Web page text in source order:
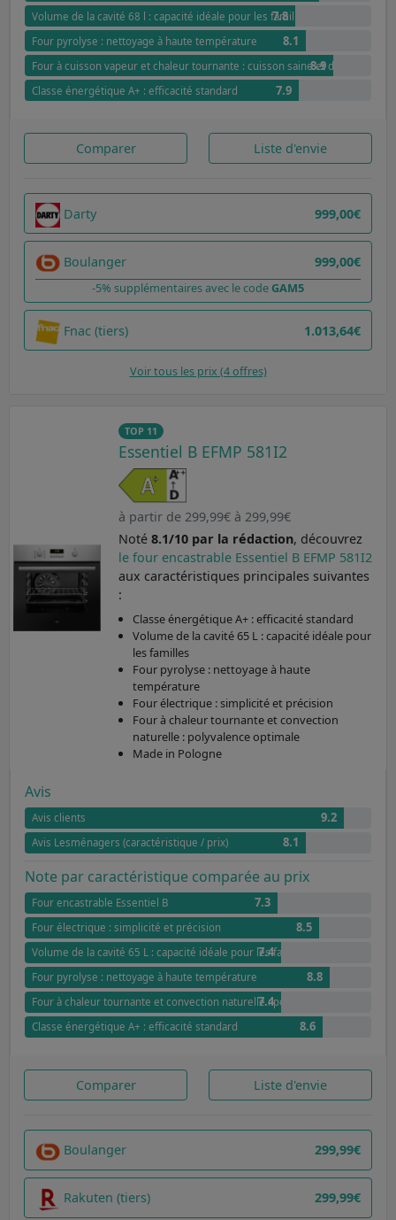
Volume de la cavité 68 l : capacité idéale pour les familles
7.8
Four pyrolyse : nettoyage à haute température 8.1
Four à cuisson vapeur et chaleur tournante : cuisson saine et douce
8.9
Classe énergétique A+ : efficacité standard 7.9
Comparer Liste d'envie
Darty 999,00€
Boulanger 999,00€
-5% supplémentaires avec le codeGAM5
Fnac (tiers) 1.013,64€
Voir tous les prix (4 offres)
TOP 11
Essentiel B EFMP 581I2
à partir de 299,99€ à 299,99€
Noté 8.1/10 par la rédaction, découvrez
le four encastrable Essentiel B EFMP 581I2
aux caractéristiques principales suivantes
:
Classe énergétique A+ : efficacité standard
Volume de la cavité 65 L : capacité idéale pour
les familles
Four pyrolyse : nettoyage à haute
température
Four électrique : simplicité et précision
Four à chaleur tournante et convection
naturelle : polyvalence optimale
Made in Pologne
Avis
Avis clients 9.2
Avis Lesménagers (caractéristique / prix) 8.1
Note par caractéristique comparée au prix
Four encastrable Essentiel B 7.3
Four électrique : simplicité et précision 8.5
Volume de la cavité 65 L : capacité idéale pour les familles
7.4
Four pyrolyse : nettoyage à haute température 8.8
Four à chaleur tournante et convection naturelle : polyvalence optimale
7.4
Classe énergétique A+ : efficacité standard 8.6
Comparer Liste d'envie
Boulanger 299,99€
Rakuten (tiers) 299,99€